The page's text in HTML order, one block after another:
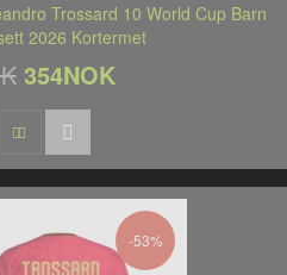
Trossard 10 World Cup Barn
2026 Kortermet
354NOK
-53%